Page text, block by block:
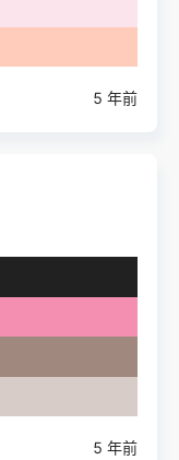
5 年前
5 年前